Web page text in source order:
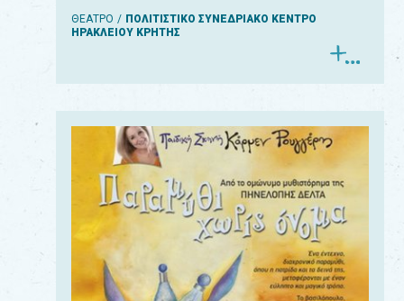
ΘΕΑΤΡΟ
ΠΟΛΙΤΙΣΤΙΚΟ ΣΥΝΕΔΡΙΑΚΟ ΚΕΝΤΡΟ
ΗΡΑΚΛΕΙΟΥ ΚΡΗΤΗΣ